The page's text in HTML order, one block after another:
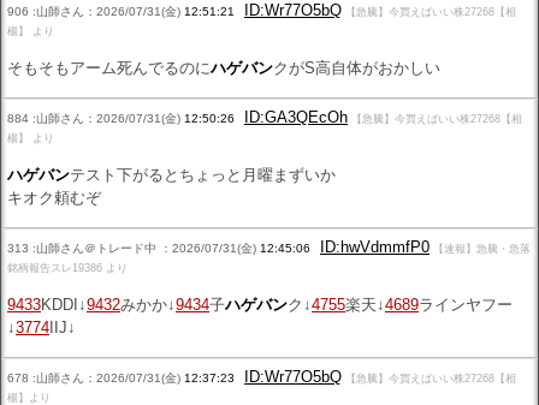
906 :山師さん：2026/07/31(金) 12:51:21 ID:Wr77O5bQ
【急騰】今買えばいい株27268【相
楊】 より
そもそもアーム死んでるのにハゲバンクがS高自体がおかしい
884 :山師さん：2026/07/31(金) 12:50:26 ID:GA3QEcOh
【急騰】今買えばいい株27268【相
楊】 より
ハゲバンテスト下がるとちょっと月曜まずいか
キオク頼むぞ
313 :山師さん＠トレード中 ：2026/07/31(金) 12:45:06 ID:hwVdmmfP0
【速報】急騰・急落
銘柄報告スレ19386 より
9433KDDI↓9432みかか↓9434子ハゲバンク↓4755楽天↓4689ラインヤフー
↓3774 IIJ↓
678 :山師さん：2026/07/31(金) 12:37:23 ID:Wr77O5bQ
【急騰】今買えばいい株27268【相
楊】より